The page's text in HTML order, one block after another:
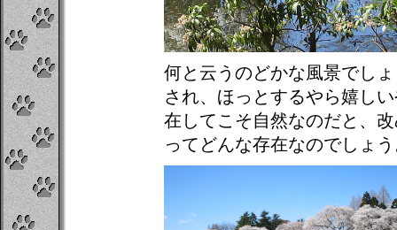
何と云うのどかな風景でし
され、ほっとするやら嬉し
在してこそ自然なのだと、
ってどんな存在なのでしょ